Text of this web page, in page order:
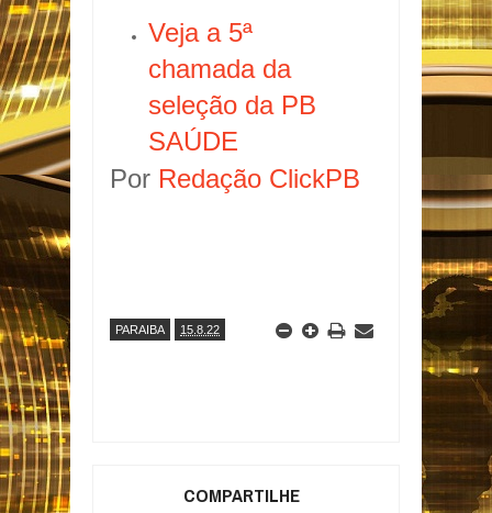
Veja a 5ª
chamada da
seleção da PB
SAÚDE
Por Redação ClickPB
PARAIBA 15.8.22
COMPARTILHE